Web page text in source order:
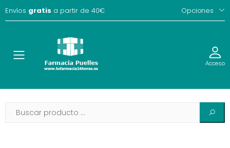
Envíos gratis a partir de 40€ Opciones
Toggle Acceso